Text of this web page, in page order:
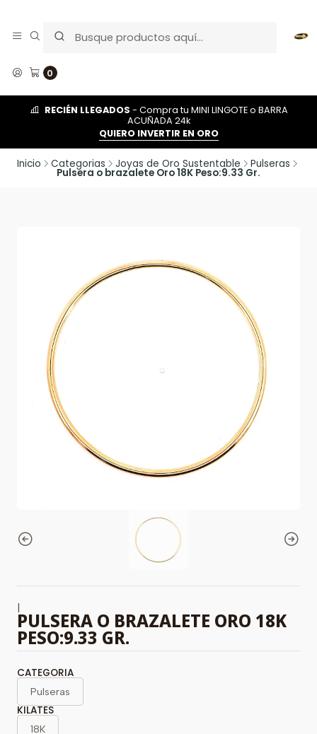
0
RECIÉN LLEGADOS - Compra tu MINI LINGOTE o BARRA
ACUÑADA 24k
QUIERO INVERTIR EN ORO
Inicio Categorias Joyas de Oro Sustentable Pulseras
Pulsera o brazalete Oro 18K Peso:9.33 Gr.
|
PULSERA O BRAZALETE ORO 18K
PESO:9.33 GR.
CATEGORIA
Pulseras
KILATES
18K